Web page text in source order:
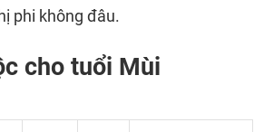
phi không đâu.
cho tuổi Mùi